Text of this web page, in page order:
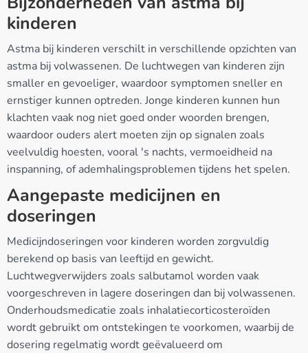
kinderen
Astma bij kinderen verschilt in verschillende opzichten van
astma bij volwassenen. De luchtwegen van kinderen zijn
smaller en gevoeliger, waardoor symptomen sneller en
ernstiger kunnen optreden. Jonge kinderen kunnen hun
klachten vaak nog niet goed onder woorden brengen,
waardoor ouders alert moeten zijn op signalen zoals
veelvuldig hoesten, vooral 's nachts, vermoeidheid na
inspanning, of ademhalingsproblemen tijdens het spelen.
Aangepaste medicijnen en
doseringen
Medicijndoseringen voor kinderen worden zorgvuldig
berekend op basis van leeftijd en gewicht.
Luchtwegverwijders zoals salbutamol worden vaak
voorgeschreven in lagere doseringen dan bij volwassenen.
Onderhoudsmedicatie zoals inhalatiecorticosteroïden
wordt gebruikt om ontstekingen te voorkomen, waarbij de
dosering regelmatig wordt geëvalueerd om